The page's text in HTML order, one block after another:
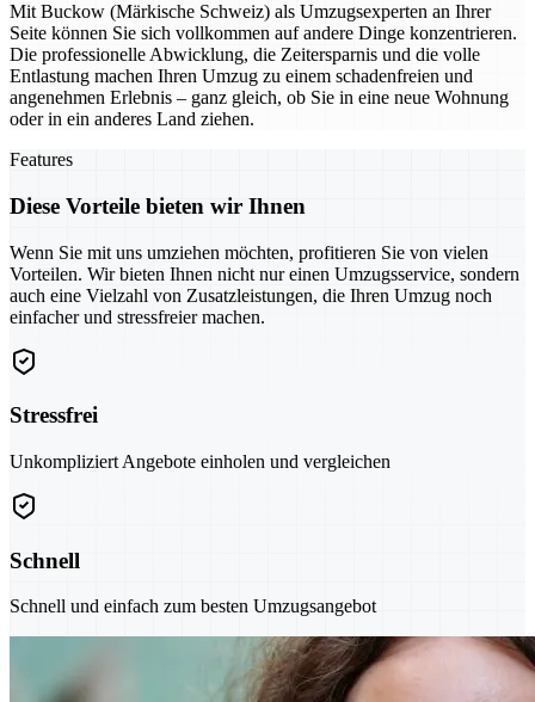
Mit Buckow (Märkische Schweiz) als Umzugsexperten an Ihrer
Seite können Sie sich vollkommen auf andere Dinge konzentrieren.
Die professionelle Abwicklung, die Zeitersparnis und die volle
Entlastung machen Ihren Umzug zu einem schadenfreien und
angenehmen Erlebnis – ganz gleich, ob Sie in eine neue Wohnung
oder in ein anderes Land ziehen.
Features
Diese Vorteile bieten wir Ihnen
Wenn Sie mit uns umziehen möchten, profitieren Sie von vielen
Vorteilen. Wir bieten Ihnen nicht nur einen Umzugsservice, sondern
auch eine Vielzahl von Zusatzleistungen, die Ihren Umzug noch
einfacher und stressfreier machen.
Stressfrei
Unkompliziert Angebote einholen und vergleichen
Schnell
Schnell und einfach zum besten Umzugsangebot